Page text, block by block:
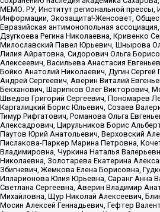
МЕМО. РУ, Институт региональной прессы,
Информации, Экозащита!-Женсовет,
Евразийская антимонопольная
Дзугкоева Регина Николаевна, Кривенко
Милославский Павел Юрьевич, Шнырова
Лилия Айратовна, Сидорович Ольга
Алексеевич, Васильева Анастасия
Бойко Анатолий Николаевич, Дугин Сергей
Андрей Сергеевич, Аверин Виталий
Бекханович, Шарипков Олег Викторович,
Шведов Григорий Сергеевич, Пономарев
Каргалицкий Борис Юльевич, Созаев
Тимур Рифгатович, Романова Ольга
Алексадрович, Цирульников Борис
Паутов Юрий Анатольевич, Верховский
Пислакова-Паркер Марина Петровна,
Владимировна, Чуркина Наталья
Николаевна, Золотарева Екатерина
Збигневич, Жемкова Елена Борисовна,
Илларионова Юлия Юрьевна, Саранг Анна
Светлана Сергеевна, Аверин Владимир
Михайловна, Щур Николай Алексеевич,
Мосин Алексей Геннадьевич, Гефтер